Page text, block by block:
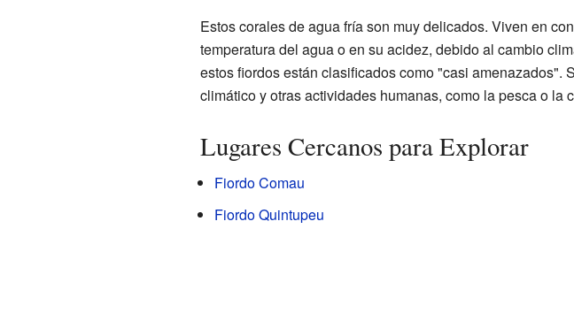
Estos corales de agua fría son muy delicados. Viven en
temperatura del agua o en su acidez, debido al cambio
estos fiordos están clasificados como "casi
climático y otras actividades humanas, como la pesca o la
Lugares Cercanos para Explorar
Fiordo Comau
Fiordo Quintupeu